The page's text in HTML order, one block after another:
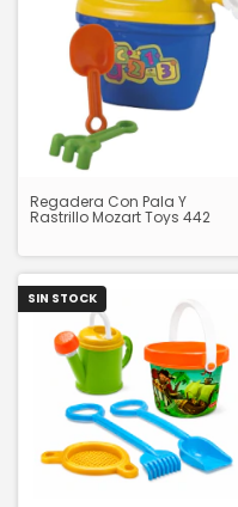
Regadera Con Pala Y
Rastrillo Mozart Toys 442
SIN STOCK